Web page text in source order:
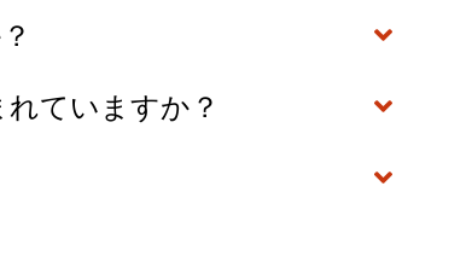
ていますか？